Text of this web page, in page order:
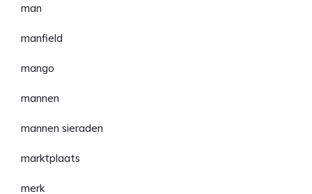
man
manfield
mango
mannen
mannen sieraden
marktplaats
merk